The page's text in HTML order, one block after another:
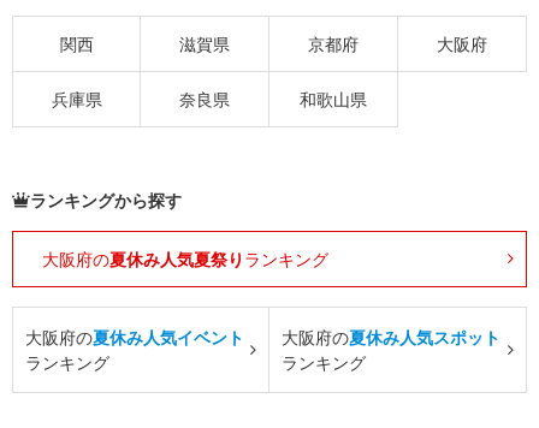
関西 滋賀県 京都府 大阪府
兵庫県 奈良県 和歌山県
ランキングから探す
大阪府の夏休み人気夏祭り ランキング
大阪府の夏休み人気イベント
ランキング
大阪府の夏休み人気スポット
ランキング